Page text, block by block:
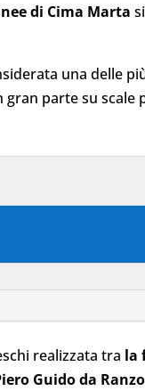
di Cima Marta si
una delle
gran parte su scale
realizzata tra la
Guido da Ranzo